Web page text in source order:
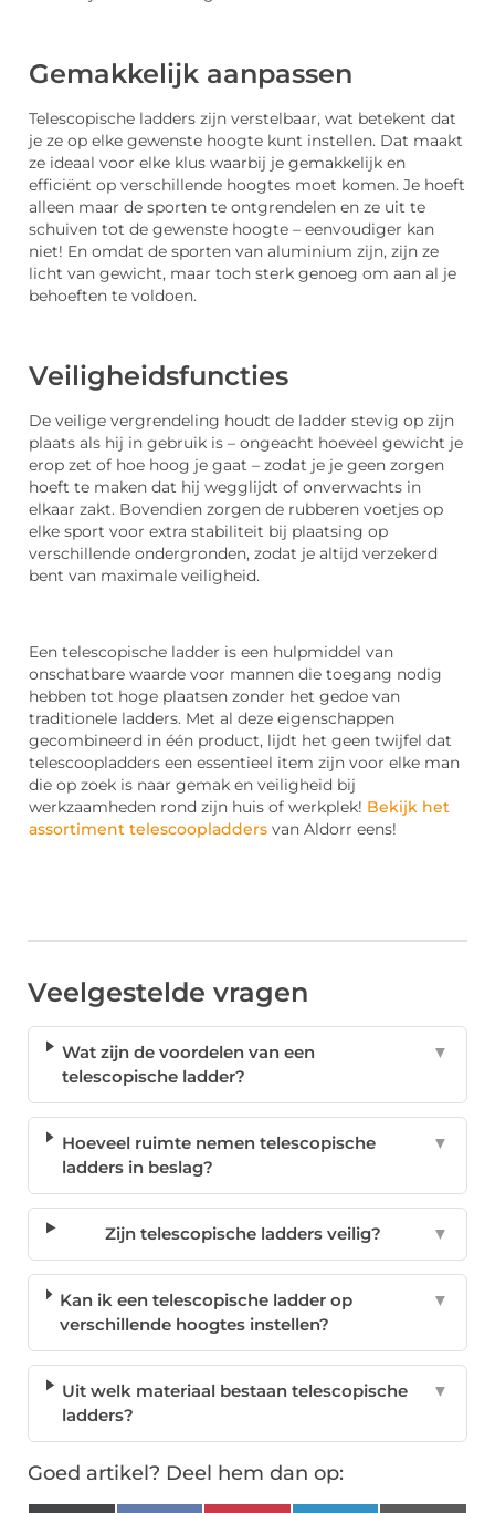
Gemakkelijk aanpassen
Telescopische ladders zijn verstelbaar, wat betekent dat
je ze op elke gewenste hoogte kunt instellen. Dat maakt
ze ideaal voor elke klus waarbij je gemakkelijk en
efficiënt op verschillende hoogtes moet komen. Je hoeft
alleen maar de sporten te ontgrendelen en ze uit te
schuiven tot de gewenste hoogte – eenvoudiger kan
niet! En omdat de sporten van aluminium zijn, zijn ze
licht van gewicht, maar toch sterk genoeg om aan al je
behoeften te voldoen.
Veiligheidsfuncties
De veilige vergrendeling houdt de ladder stevig op zijn
plaats als hij in gebruik is – ongeacht hoeveel gewicht je
erop zet of hoe hoog je gaat – zodat je je geen zorgen
hoeft te maken dat hij wegglijdt of onverwachts in
elkaar zakt. Bovendien zorgen de rubberen voetjes op
elke sport voor extra stabiliteit bij plaatsing op
verschillende ondergronden, zodat je altijd verzekerd
bent van maximale veiligheid.
Een telescopische ladder is een hulpmiddel van
onschatbare waarde voor mannen die toegang nodig
hebben tot hoge plaatsen zonder het gedoe van
traditionele ladders. Met al deze eigenschappen
gecombineerd in één product, lijdt het geen twijfel dat
telescoopladders een essentieel item zijn voor elke man
die op zoek is naar gemak en veiligheid bij
werkzaamheden rond zijn huis of werkplek! Bekijk het
assortiment telescoopladders van Aldorr eens!
Veelgestelde vragen
Wat zijn de voordelen van een
telescopische ladder?
▼
Hoeveel ruimte nemen telescopische
ladders in beslag?
▼
Zijn telescopische ladders veilig? ▼
Kan ik een telescopische ladder op
verschillende hoogtes instellen?
▼
Uit welk materiaal bestaan telescopische
ladders?
▼
Goed artikel? Deel hem dan op: